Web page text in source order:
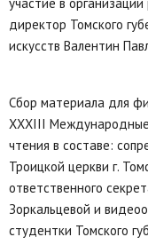
директор Томского
искусств Валентин
Сбор материала для
XXXIII
чтения в составе:
Троицкой церкви г.
ответственного
Зоркальцевой и
студентки Томского